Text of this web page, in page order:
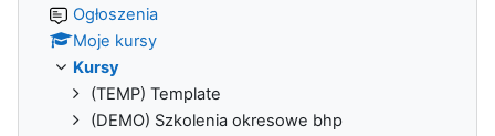
Ogłoszenia
Moje kursy
Kursy
(TEMP) Template
(DEMO) Szkolenia okresowe bhp